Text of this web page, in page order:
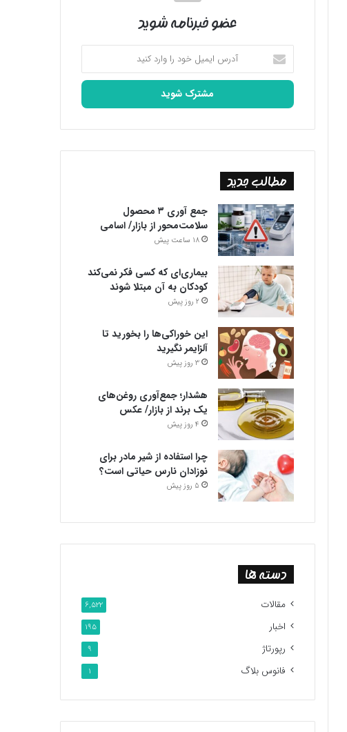
عضو خبرنامه شوید
آدرس
ایمیل
خود
وارد
مطالب جدید
جمع آوری ۳ محصول
سلامت‌محور از بازار/ اسامی
18 ساعت پیش
بیماری‌ای که کسی فکر نمی‌کند
کودکان به آن مبتلا شوند
2 روز پیش
این خوراکی‌ها را بخورید تا
آلزایمر نگیرید
3 روز پیش
هشدار؛ جمع‌آوری روغن‌های
یک برند از بازار/ عکس
4 روز پیش
چرا استفاده از شیر مادر برای
نوزادان نارس حیاتی است؟
5 روز پیش
دسته ها
مقالات 6,522
اخبار 195
رپورتاژ 9
فانوس بلاگ 1